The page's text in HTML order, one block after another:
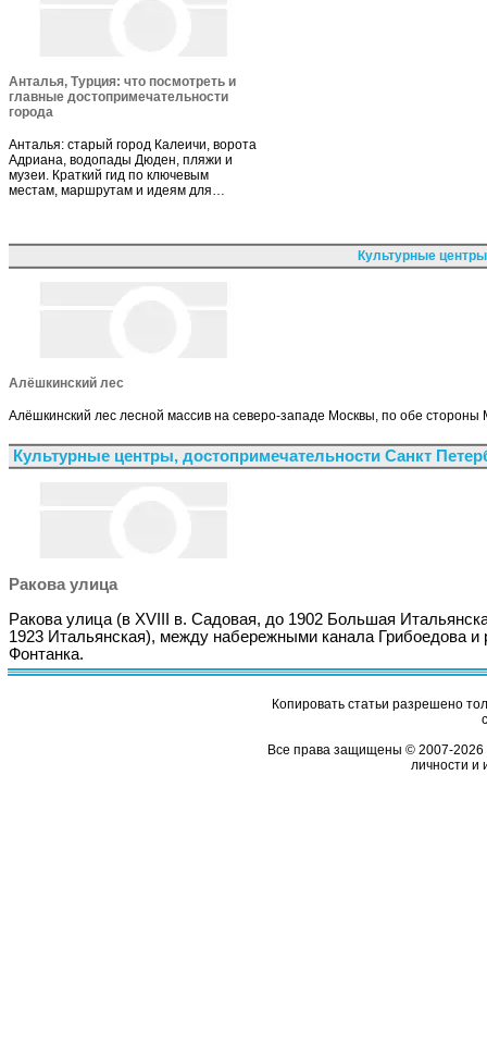
Анталья, Турция: что посмотреть и
главные достопримечательности
города
Анталья: старый город Калеичи, ворота
Адриана, водопады Дюден, пляжи и
музеи. Краткий гид по ключевым
местам, маршрутам и идеям для…
Культурные
Алёшкинский лес
Алёшкинский лес лесной массив на северо-западе Москвы, по обе
Культурные центры, достопримечательности Санкт
Ракова улица
Ракова улица (в XVIII в. Садовая, до 1902 Большая
1923 Итальянская), между набережными канала Грибоедова и
Фонтанка.
Копировать статьи разрешено
Все права защищены © 2007-2026
личности и